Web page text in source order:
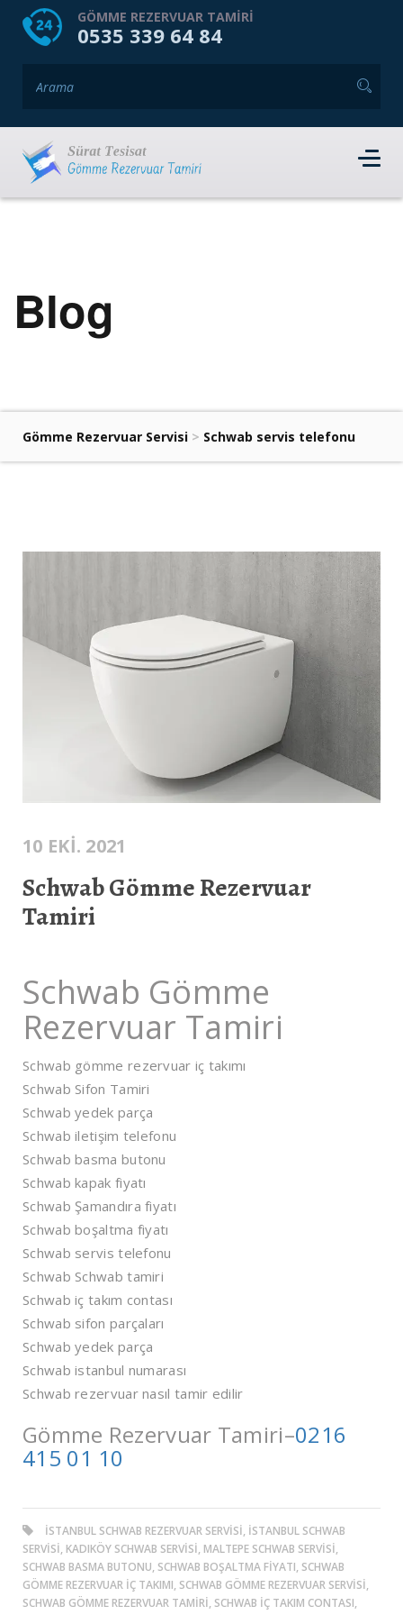
HOME HAKKIMIZDA
GÖMME REZERVUAR TAMIRI
0535 339 64 84
Blog
Gömme Rezervuar Servisi > Schwab servis telefonu
10 EKI. 2021
Schwab Gömme Rezervuar
Tamiri
Schwab Gömme
Rezervuar Tamiri
Schwab gömme rezervuar iç takımı
Schwab Sifon Tamiri
Schwab yedek parça
Schwab iletişim telefonu
Schwab basma butonu
Schwab kapak fiyatı
Schwab Şamandıra fiyatı
Schwab boşaltma fiyatı
Schwab servis telefonu
Schwab Schwab tamiri
Schwab iç takım contası
Schwab sifon parçaları
Schwab yedek parça
Schwab istanbul numarası
Schwab rezervuar nasıl tamir edilir
Gömme Rezervuar Tamiri–0216
415 01 10
ISTANBUL SCHWAB REZERVUAR SERVISI, ISTANBUL SCHWAB
SERVISI, KADIKÖY SCHWAB SERVISI, MALTEPE SCHWAB SERVISI,
SCHWAB BASMA BUTONU, SCHWAB BOŞALTMA FIYATI, SCHWAB
GÖMME REZERVUAR IÇ TAKIMI, SCHWAB GÖMME REZERVUAR SERVISI,
SCHWAB GÖMME REZERVUAR TAMIRI, SCHWAB IÇ TAKIM CONTASI,